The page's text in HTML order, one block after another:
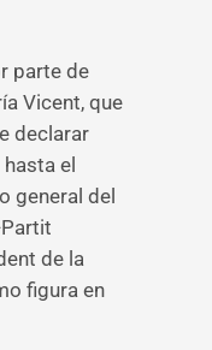
parte de
Vicent, que
declarar
el
general del
de la
figura en